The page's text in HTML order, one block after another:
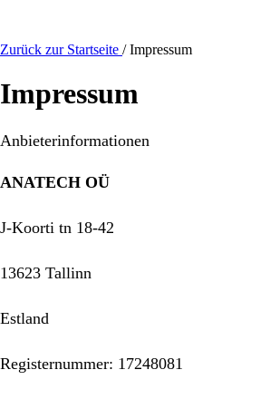
Zurück zur Startseite / Impressum
Impressum
Anbieterinformationen
ANATECH OÜ
J-Koorti tn 18-42
13623 Tallinn
Estland
Registernummer: 17248081